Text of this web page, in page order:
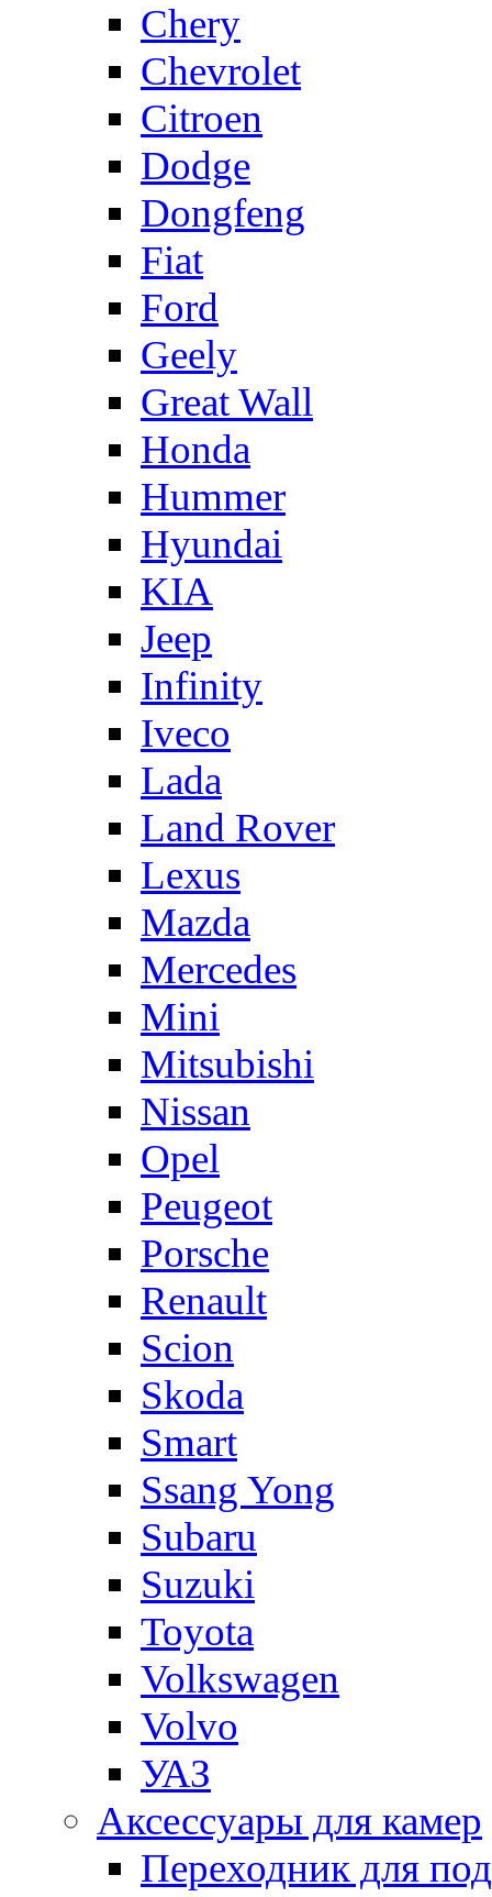
Chery
Chevrolet
Citroen
Dodge
Dongfeng
Fiat
Ford
Geely
Great Wall
Honda
Hummer
Hyundai
KIA
Jeep
Infinity
Iveco
Lada
Land Rover
Lexus
Mazda
Mercedes
Mini
Mitsubishi
Nissan
Opel
Peugeot
Porsche
Renault
Scion
Skoda
Smart
Ssang Yong
Subaru
Suzuki
Toyota
Volkswagen
Volvo
УАЗ
Аксессуары для камер
Переходник для